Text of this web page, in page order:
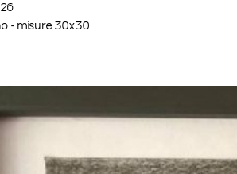
- misure 30x30